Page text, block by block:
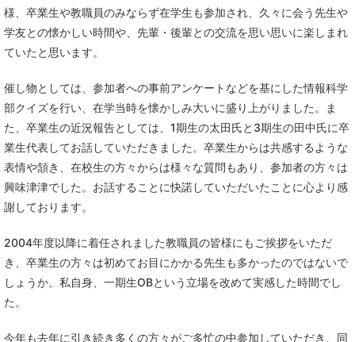
様、卒業生や教職員のみならず在学生も参加され、久々に会う先生や
学友との懐かしい時間や、先輩・後輩との交流を思い思いに楽しまれ
ていたと思います。
催し物としては、参加者への事前アンケートなどを基にした情報科学
部クイズを行い、在学当時を懐かしみ大いに盛り上がりました。ま
た、卒業生の近況報告としては、1期生の太田氏と3期生の田中氏に卒
業生代表してお話していただきました。卒業生からは共感するような
表情や頷き、在校生の方々からは様々な質問もあり、参加者の方々は
興味津津でした。お話することに快諾していただいたことに心より感
謝しております。
2004年度以降に着任されました教職員の皆様にもご挨拶をいただ
き、卒業生の方々は初めてお目にかかる先生も多かったのではないで
しょうか。私自身、一期生OBという立場を改めて実感した時間でし
た。
今年も去年に引き続き多くの方々がご多忙の中参加していただき、同